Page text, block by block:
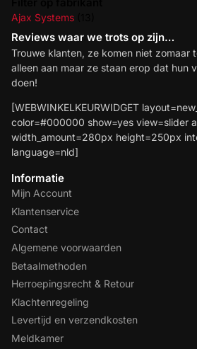
Ajax Systems
Reviews waar we trots op zijn…
Trouwe klanten, ze komen niet zomaar
alleen aan maar ze staan erop dat hun
doen!
[WEBWINKELKEURWIDGET
color=#000000 show=yes view=slider
width_amount=280px height=250px
language=nld]
Informatie
Mijn Account
Klantenservice
Contact
Algemene voorwaarden
Betaalmethoden
Herroepingsrecht & Retour
Klachtenregeling
Levertijd en verzendkosten
Meldkamer